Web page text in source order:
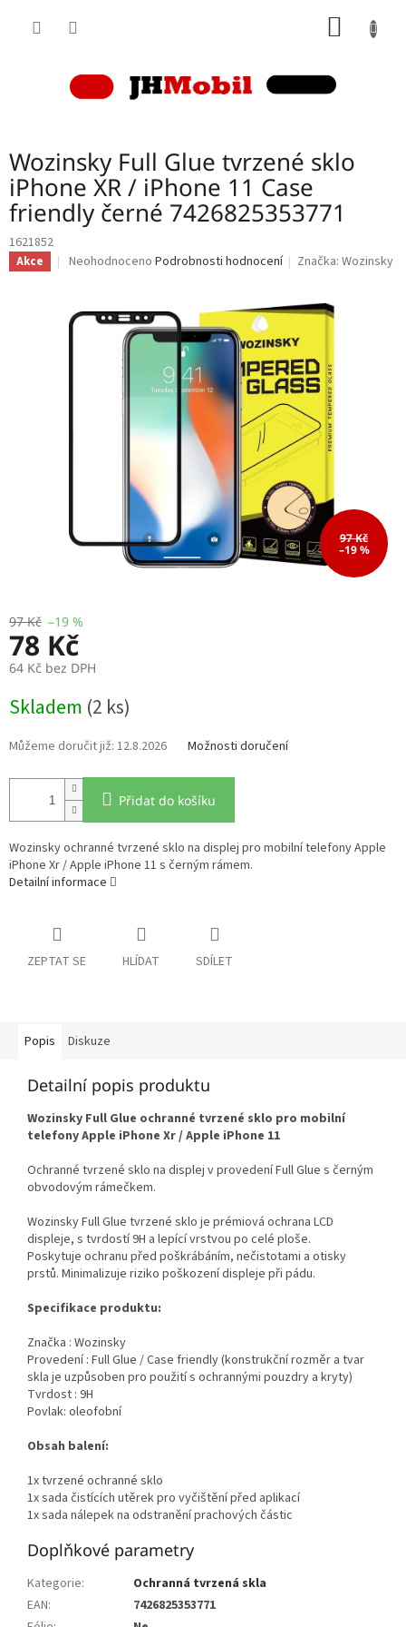
Wozinsky Full Glue tvrzené sklo
iPhone XR / iPhone 11 Case
friendly černé 7426825353771
1621852
Akce
Průměrné
je
0,0
hvězdiček.
Neohodnoceno Podrobnosti hodnocení Značka:Wozinsky
97 Kč
–19 %
97 Kč –19 %
78 Kč
64 Kč bez DPH
cena:
Skladem (2 ks)
12.8.2026 Možnosti doručení
Přidat do košíku
Wozinsky ochranné tvrzené sklo na displej pro mobilní telefony Apple
iPhone Xr / Apple iPhone 11 s černým rámem.
Detailní informace
ZEPTAT SE HLÍDAT SDÍLET
Popis Diskuze
Detailní popis produktu
Wozinsky Full Glue ochranné tvrzené sklo pro mobilní
telefony Apple iPhone Xr / Apple iPhone 11
Ochranné tvrzené sklo na displej v provedení Full Glue s černým
obvodovým rámečkem.
Wozinsky Full Glue tvrzené sklo je prémiová ochrana LCD
displeje, s tvrdostí 9H a lepící vrstvou po celé ploše.
Poskytuje ochranu před poškrábáním, nečistotami a otisky
prstů. Minimalizuje riziko poškození displeje při pádu.
Specifikace produktu:
Značka : Wozinsky
Provedení : Full Glue / Case friendly (konstrukční rozměr a tvar
skla je uzpůsoben pro použití s ochrannými pouzdry a kryty)
Tvrdost : 9H
Povlak: oleofobní
Obsah balení:
1x tvrzené ochranné sklo
1x sada čistících utěrek pro vyčištění před aplikací
1x sada nálepek na odstranění prachových částic
Doplňkové parametry
Kategorie:
Ochranná tvrzená skla
EAN:
7426825353771